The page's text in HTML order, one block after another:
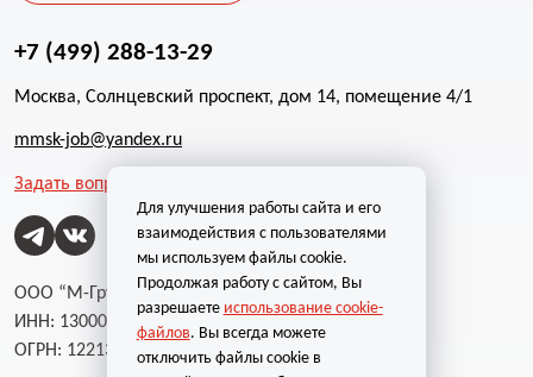
+7 (499) 288-13-29
Москва, Солнцевский проспект, дом 14, помещение 4/1
mmsk-job@yandex.ru
Задать вопрос
ООО “М-Групп”
ИНН: 1300002787
ОГРН: 1221300004232
Для улучшения работы сайта и его
взаимодействия с пользователями
мы используем файлы cookie.
Продолжая работу с сайтом, Вы
разрешаете использование cookie-
файлов. Вы всегда можете
отключить файлы cookie в